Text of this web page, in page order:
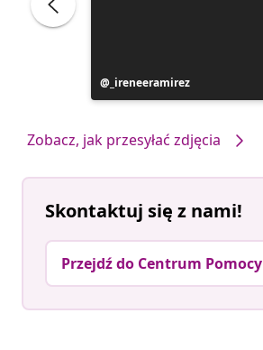
Post
opublikowany
_ireneeramirez
Zobacz, jak przesyłać zdjęcia
Skontaktuj się z nami!
Przejdź do Centrum Pomocy